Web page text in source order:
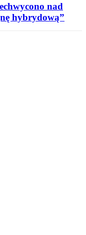
nad
hybrydową”